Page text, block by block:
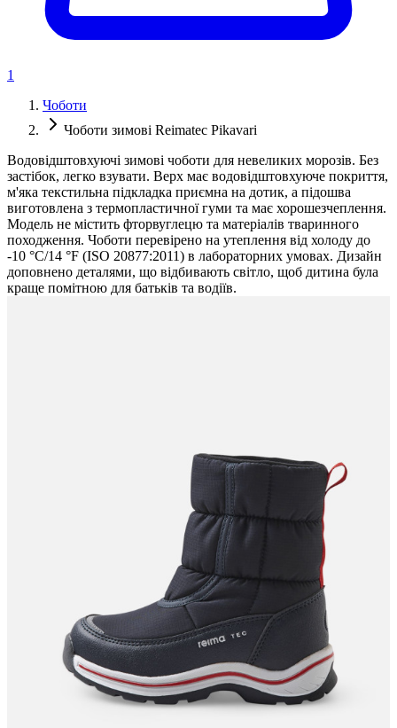
1
Чоботи
Чоботи зимові Reimatec Pikavari
Водовідштовхуючі зимові чоботи для невеликих морозів. Без
застібок, легко взувати. Верх має водовідштовхуюче покриття,
м'яка текстильна підкладка приємна на дотик, а підошва
виготовлена з термопластичної гуми та має хорошезчеплення.
Модель не містить фторвуглецю та матеріалів тваринного
походження. Чоботи перевірено на утеплення від холоду до
-10 °C/14 °F (ISO 20877:2011) в лабораторних умовах. Дизайн
доповнено деталями, що відбивають світло, щоб дитина була
краще помітною для батьків та водіїв.